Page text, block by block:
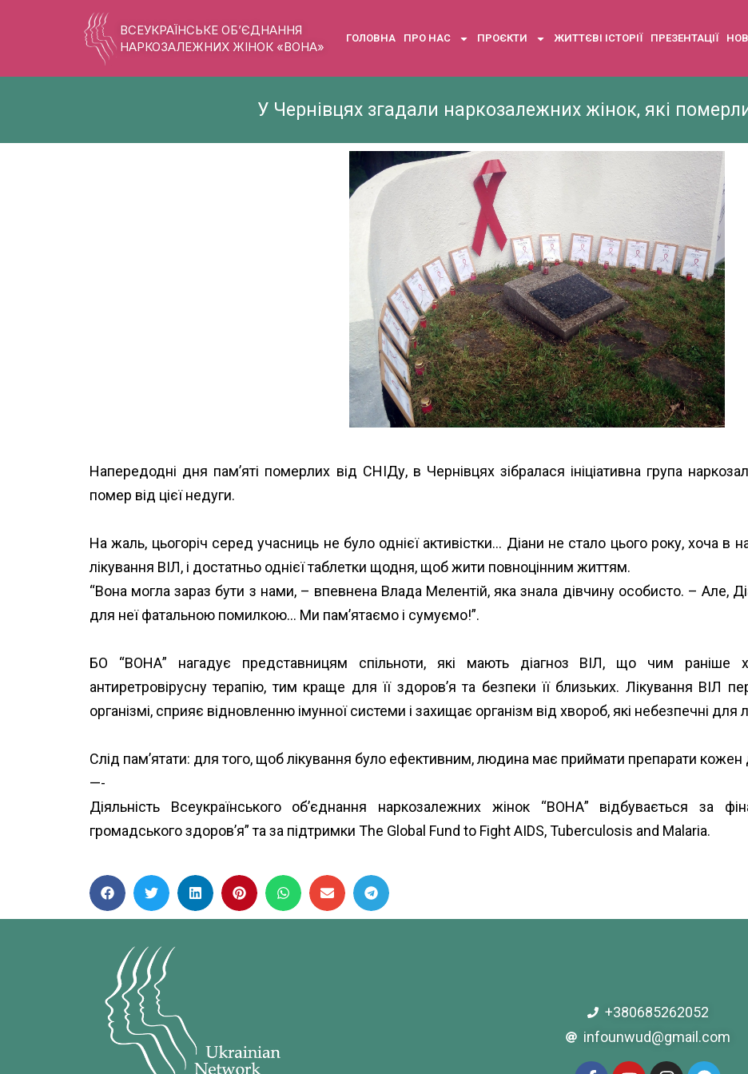
ВСЕУКРАЇНСЬКЕ ОБ’ЄДНАННЯ
НАРКОЗАЛЕЖНИХ ЖІНОК «ВОНА»
ГОЛОВНА ПРО НАС ПРОЄКТИ ЖИТТЄВІ ІСТОРІЇ ПРЕЗЕНТАЦІЇ
У Чернівцях згадали наркозалежних жінок, які
Напередодні дня пам’яті померлих від СНІДу, в Чернівцях зібралася ініціативна група
помер від цієї недуги.
На жаль, цьогоріч серед учасниць не було однієї активістки… Діани не стало цього року, хоча в
лікування ВІЛ, і достатньо однієї таблетки щодня, щоб жити повноцінним життям.
“Вона могла зараз бути з нами, – впевнена Влада Мелентій, яка знала дівчину особисто. – Але,
для неї фатальною помилкою… Ми пам’ятаємо і сумуємо!”.
БО “ВОНА” нагадує представницям спільноти, які мають діагноз ВІЛ, що чим раніше
антиретровірусну терапію, тим краще для її здоров’я та безпеки її близьких. Лікування ВІЛ
організмі, сприяє відновленню імунної системи і захищає організм від хвороб, які небезпечні
Слід пам’ятати: для того, щоб лікування було ефективним, людина має приймати препарати кожен
—-
Діяльність Всеукраїнського об’єднання наркозалежних жінок “ВОНА” відбувається за
громадського здоров’я”та за підтримки The Global Fund to Fight AIDS, Tuberculosis and Malaria.
+380685262052
infounwud@gmail.com